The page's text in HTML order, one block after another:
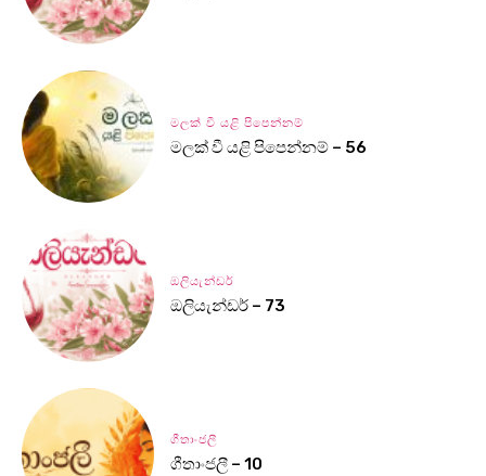
මලක් වී යළි පිපෙන්නම්
මලක් වී යළි පිපෙන්නම් – 56
ඔලියැන්ඩර්
ඔලියැන්ඩර් – 73
ගීතාංජලී
ගීතාංජලී – 10